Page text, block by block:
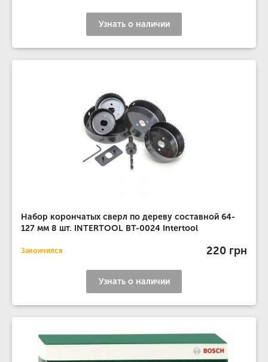
Узнать о наличии
Набор корончатых сверл по дереву составной 64-
127 мм 8 шт. INTERTOOL BT-0024 Intertool
Закончился 220 грн
Узнать о наличии